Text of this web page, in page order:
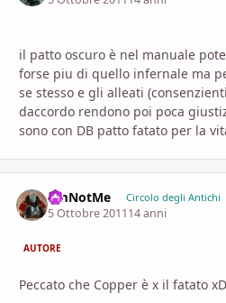
il patto oscuro è nel manuale
forse piu di quello infernale ma
se stesso e gli alleati
daccordo rendono poi poca
sono con DB patto fatato per la
I'mNotMe Circolo degli Antichi
5 Ottobre 201114 anni
AUTORE
Peccato che Copper è x il fatato